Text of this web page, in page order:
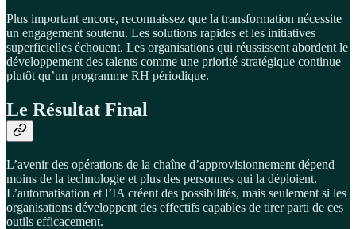
Plus important encore, reconnaissez que la transformation nécessite
un engagement soutenu. Les solutions rapides et les initiatives
superficielles échouent. Les organisations qui réussissent abordent le
développement des talents comme une priorité stratégique continue
plutôt qu’un programme RH périodique.
Le Résultat Final
L’avenir des opérations de la chaîne d’approvisionnement dépend
moins de la technologie et plus des personnes qui la déploient.
L’automatisation et l’IA créent des possibilités, mais seulement si les
organisations développent des effectifs capables de tirer parti de ces
outils efficacement.